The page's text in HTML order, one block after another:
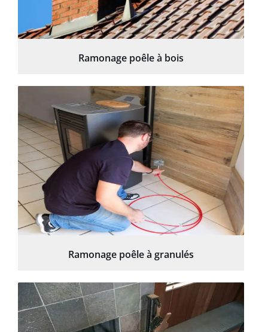
Ramonage poêle à bois
Ramonage poêle à granulés